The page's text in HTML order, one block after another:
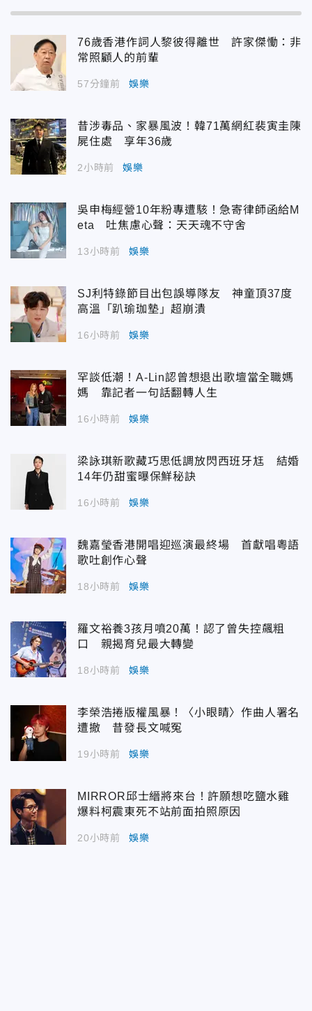
76歲香港作詞人黎彼得離世 許家傑慟：非
常照顧人的前輩
57分鐘前 娛樂
昔涉毒品、家暴風波！韓71萬網紅裴寅圭陳
屍住處 享年36歲
2小時前 娛樂
吳申梅經營10年粉專遭駭！急寄律師函給M
eta 吐焦慮心聲：天天魂不守舍
13小時前 娛樂
SJ利特錄節目出包誤導隊友 神童頂37度
高溫「趴瑜珈墊」超崩潰
16小時前 娛樂
罕談低潮！A-Lin認曾想退出歌壇當全職媽
媽 靠記者一句話翻轉人生
16小時前 娛樂
梁詠琪新歌藏巧思低調放閃西班牙尪 結婚
14年仍甜蜜曝保鮮秘訣
16小時前 娛樂
魏嘉瑩香港開唱迎巡演最終場 首獻唱粵語
歌吐創作心聲
18小時前 娛樂
羅文裕養3孩月噴20萬！認了曾失控飆粗
口 親揭育兒最大轉變
18小時前 娛樂
李榮浩捲版權風暴！〈小眼睛〉作曲人署名
遭撤 昔發長文喊冤
19小時前 娛樂
MIRROR邱士縉將來台！許願想吃鹽水雞
爆料柯震東死不站前面拍照原因
20小時前 娛樂